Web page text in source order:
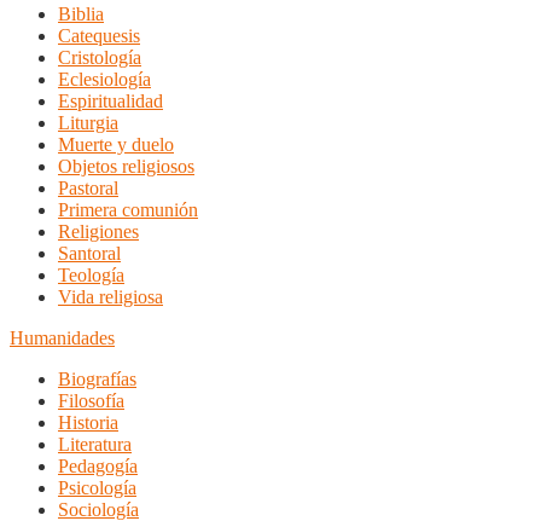
Biblia
Catequesis
Cristología
Eclesiología
Espiritualidad
Liturgia
Muerte y duelo
Objetos religiosos
Pastoral
Primera comunión
Religiones
Santoral
Teología
Vida religiosa
Humanidades
Biografías
Filosofía
Historia
Literatura
Pedagogía
Psicología
Sociología